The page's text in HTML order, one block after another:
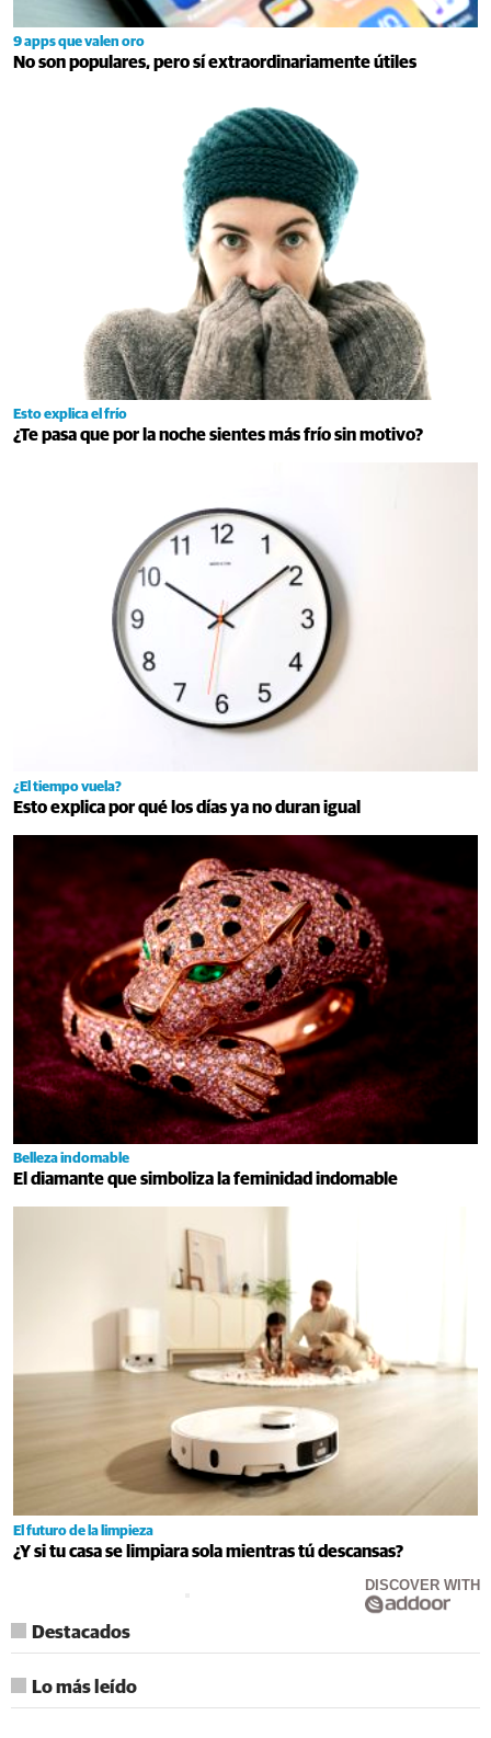
9 apps que valen oro
No son populares, pero sí extraordinariamente útiles
Esto explica el frío
¿Te pasa que por la noche sientes más frío sin motivo?
¿El tiempo vuela?
Esto explica por qué los días ya no duran igual
Belleza indomable
El diamante que simboliza la feminidad indomable
El futuro de la limpieza
¿Y si tu casa se limpiara sola mientras tú descansas?
DISCOVER WITH
Destacados
Lo más leído